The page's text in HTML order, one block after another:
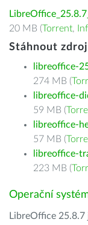
20 MB (Torrent,
Stáhnout
libreoffice-
274 MB (
libreoffice-
59 MB (
libreoffice-
57 MB (
libreoffice-
223 MB (
Operační
LibreOffice